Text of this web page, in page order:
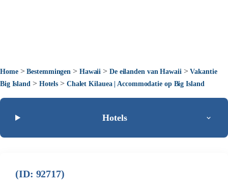
Home>Bestemmingen > Hawaii > De eilanden van Hawaii >Vakantie
Big Island > Hotels > Chalet Kilauea | Accommodatie op Big Island
Hotels
(ID: 92717)